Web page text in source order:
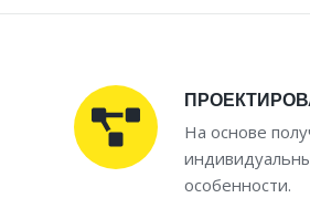
На основе
особенности.